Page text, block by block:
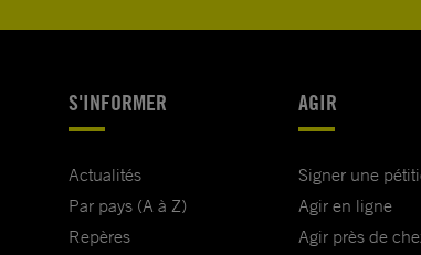
S'INFORMER
Actualités
Par pays (A à Z)
Repères
AGIR
Signer une
Agir en ligne
Agir près de